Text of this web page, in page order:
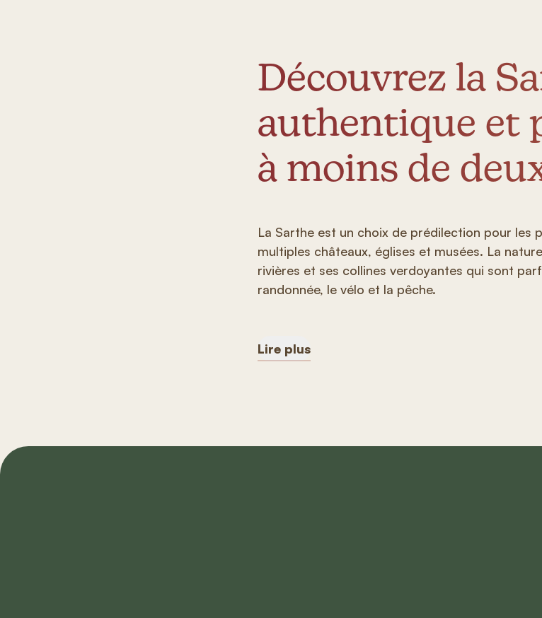
Découvrez la
authentique et
à moins de
La Sarthe est un choix de prédilection pour les
multiples châteaux, églises et musées. La
rivières et ses collines verdoyantes qui sont
randonnée, le vélo et la pêche.
Lire plus